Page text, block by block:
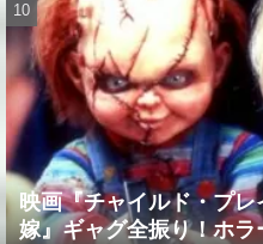
映画『チャイルド・プ
嫁』ギャグ全振り！ホラ